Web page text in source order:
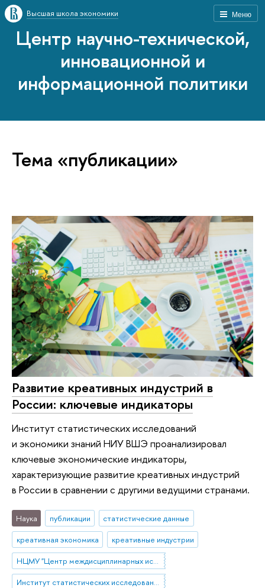
Меню
Высшая школа экономики
Центр научно-технической,
инновационной и
информационной политики
Тема «публикации»
Развитие креативных индустрий в
России: ключевые индикаторы
Институт статистических исследований
и экономики знаний НИУ ВШЭ проанализировал
ключевые экономические индикаторы,
характеризующие развитие креативных индустрий
в России в сравнении с другими ведущими странами.
Наука публикации
статистические данные
креативная экономика
креативные индустрии
НЦМУ "Центр междисциплинарных исследований человеческого потенциала"
Институт статистических исследований и экономики знаний